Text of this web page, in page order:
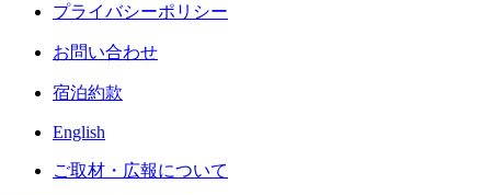
プライバシーポリシー
お問い合わせ
宿泊約款
English
ご取材・広報について